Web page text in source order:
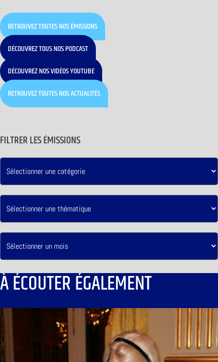
RETROUVEZ TOUTES NOS ÉMISSIONS
DÉCOUVREZ TOUS NOS PODCAST
DÉCOUVREZ NOS VIDÉOS YOUTUBE
RETROUVEZ TOUTES NOS ACTUALITÉS
FILTRER LES ÉMISSIONS
À ÉCOUTER ÉGALEMENT